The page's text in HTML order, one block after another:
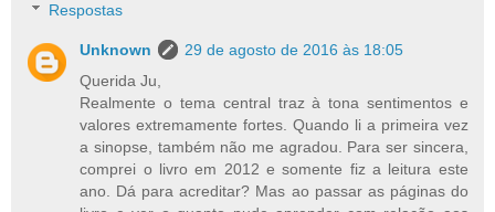
Respostas
Unknown
29 de agosto de 2016 às 18:05
Querida Ju,
Realmente o tema central traz à tona sentimentos e
valores extremamente fortes. Quando li a primeira vez
a sinopse, também não me agradou. Para ser sincera,
comprei o livro em 2012 e somente fiz a leitura este
ano. Dá para acreditar? Mas ao passar as páginas do